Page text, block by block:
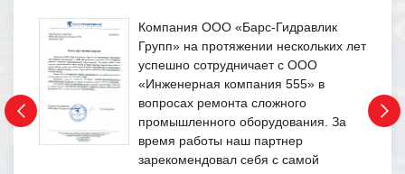
Компания ООО «Барс-Гидравлик
Групп» на протяжении нескольких лет
успешно сотрудничает с ООО
«Инженерная компания 555» в
вопросах ремонта сложного
промышленного оборудования. За
время работы наш партнер
зарекомендовал себя с самой